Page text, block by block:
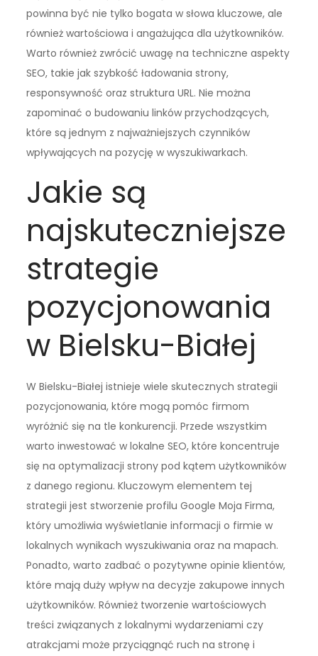
powinna być nie tylko bogata w słowa kluczowe, ale
również wartościowa i angażująca dla użytkowników.
Warto również zwrócić uwagę na techniczne aspekty
SEO, takie jak szybkość ładowania strony,
responsywność oraz struktura URL. Nie można
zapominać o budowaniu linków przychodzących,
które są jednym z najważniejszych czynników
wpływających na pozycję w wyszukiwarkach.
Jakie są
najskuteczniejsze
strategie
pozycjonowania
w Bielsku-Białej
W Bielsku-Białej istnieje wiele skutecznych strategii
pozycjonowania, które mogą pomóc firmom
wyróżnić się na tle konkurencji. Przede wszystkim
warto inwestować w lokalne SEO, które koncentruje
się na optymalizacji strony pod kątem użytkowników
z danego regionu. Kluczowym elementem tej
strategii jest stworzenie profilu Google Moja Firma,
który umożliwia wyświetlanie informacji o firmie w
lokalnych wynikach wyszukiwania oraz na mapach.
Ponadto, warto zadbać o pozytywne opinie klientów,
które mają duży wpływ na decyzje zakupowe innych
użytkowników. Również tworzenie wartościowych
treści związanych z lokalnymi wydarzeniami czy
atrakcjami może przyciągnąć ruch na stronę i